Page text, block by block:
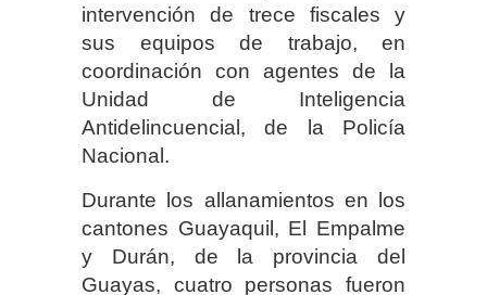
intervención de trece fiscales y
sus equipos de trabajo, en
coordinación con agentes de la
Unidad de Inteligencia
Antidelincuencial, de la Policía
Nacional.
Durante los allanamientos en los
cantones Guayaquil, El Empalme
y Durán, de la provincia del
Guayas, cuatro personas fueron